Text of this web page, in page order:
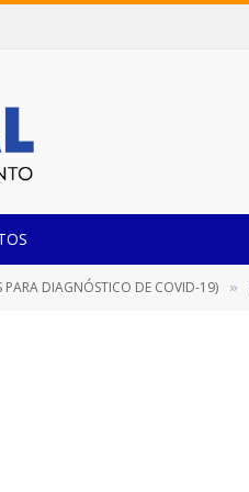
PARA DIAGNÓSTICO DE COVID-19) »